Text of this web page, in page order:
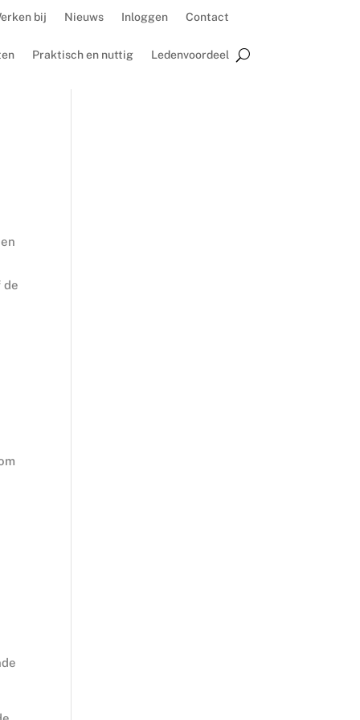
bij Nieuws Inloggen Contact
Praktisch en nuttig Ledenvoordeel
de